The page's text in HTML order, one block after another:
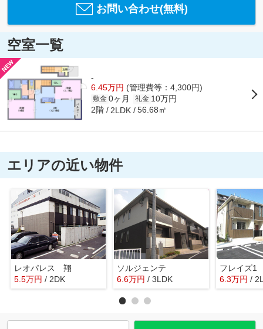
お問い合わせ(無料)
空室一覧
-
6.45万円 (管理費等：4,300円)
敷金 0ヶ月 礼金 10万円
2階 2LDK 56.68㎡
エリアの近い物件
レオパレス 翔
5.5万円 / 2DK
ソルジェンテ
6.6万円 / 3LDK
フレイズ1
6.3万円 /